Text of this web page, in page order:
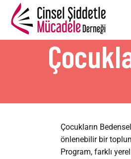
Çocukların
önlenebilir bir
Program, farklı